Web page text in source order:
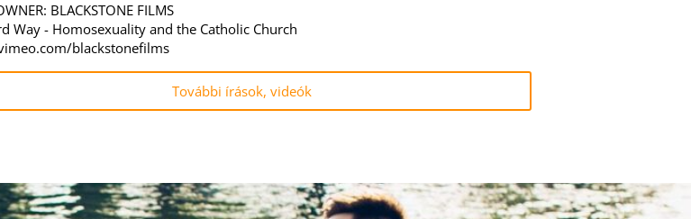
BLACKSTONE FILMS
Way - Homosexuality and the Catholic Church
blackstonefilms
További írások, videók